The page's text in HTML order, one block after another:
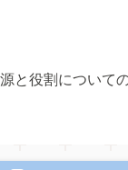
と役割について